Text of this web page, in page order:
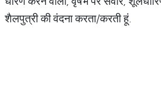
शैलपुत्री की वंदना करता/करती हूं.